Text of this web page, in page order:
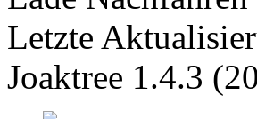
Letzte
Joaktree 1.4.3